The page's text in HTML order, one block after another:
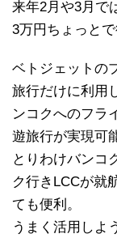
来年2月や3月で
3万円ちょっと
ベトジェットの
旅行だけに利用
ンコクへのフラ
遊旅行が実現可
とりわけバンコ
ク行きLCCが就
ても便利。
うまく活用しよ